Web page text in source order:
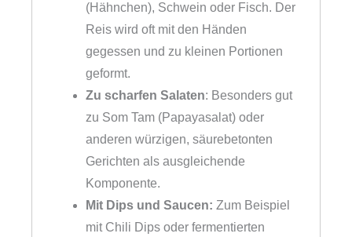
(Hähnchen), Schwein oder Fisch. Der
Reis wird oft mit den Händen
gegessen und zu kleinen Portionen
geformt.
Zu scharfen Salaten: Besonders gut
zu Som Tam (Papayasalat) oder
anderen würzigen, säurebetonten
Gerichten als ausgleichende
Komponente.
Mit Dips und Saucen: Zum Beispiel
mit Chili Dips oder fermentierten